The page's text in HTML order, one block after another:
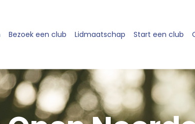
Bezoek een club Lidmaatschap Start een club